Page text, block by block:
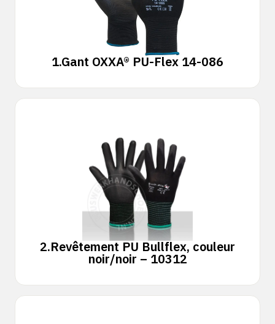
1.Gant OXXA® PU-Flex 14-086
2.Revêtement PU Bullflex, couleur
noir/noir – 10312